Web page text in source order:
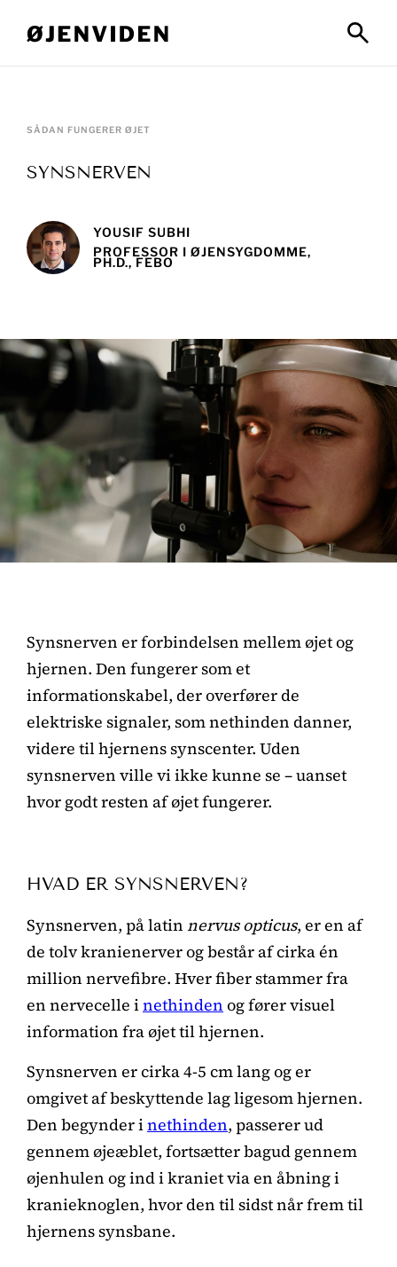
SÅDAN FUNGERER ØJET
SYNSNERVEN
YOUSIF SUBHI
PROFESSOR I ØJENSYGDOMME,
PH.D., FEBO
Synsnerven er forbindelsen mellem øjet og
hjernen. Den fungerer som et
informationskabel, der overfører de
elektriske signaler, som nethinden danner,
videre til hjernens synscenter. Uden
synsnerven ville vi ikke kunne se – uanset
hvor godt resten af øjet fungerer.
HVAD ER SYNSNERVEN?
Synsnerven, på latin nervus opticus, er en af
de tolv kranienerver og består af cirka én
million nervefibre. Hver fiber stammer fra
en nervecelle inethinden og fører visuel
information fra øjet til hjernen.
Synsnerven er cirka 4-5 cm lang og er
omgivet af beskyttende lag ligesom hjernen.
Den begynder inethinden, passerer ud
gennem øjeæblet, fortsætter bagud gennem
øjenhulen og ind i kraniet via en åbning i
kranieknoglen, hvor den til sidst når frem til
hjernens synsbane.